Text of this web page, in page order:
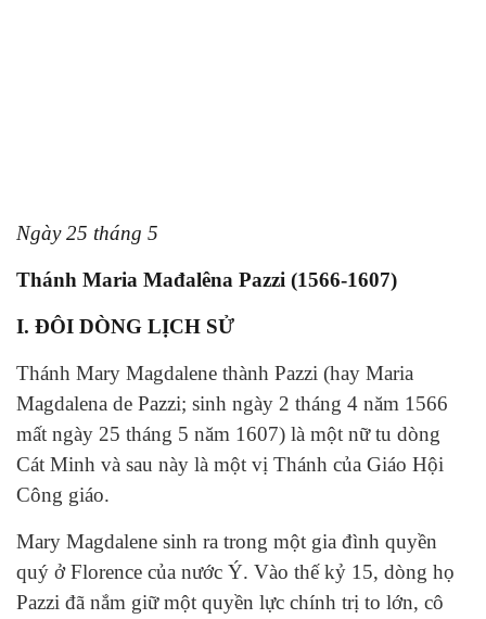
Ngày 25 tháng 5
Thánh Maria Mađalêna Pazzi (1566-1607)
I. ĐÔI DÒNG LỊCH SỬ
Thánh Mary Magdalene thành Pazzi (hay Maria
Magdalena de Pazzi; sinh ngày 2 tháng 4 năm 1566
mất ngày 25 tháng 5 năm 1607) là một nữ tu dòng
Cát Minh và sau này là một vị Thánh của Giáo Hội
Công giáo.
Mary Magdalene sinh ra trong một gia đình quyền
quý ở Florence của nước Ý. Vào thế kỷ 15, dòng họ
Pazzi đã nắm giữ một quyền lực chính trị to lớn, cô